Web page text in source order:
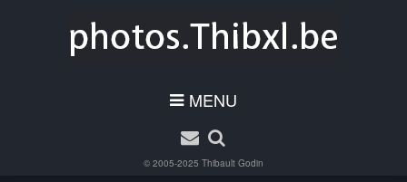
MENU
© 2005-2025 Thibault Godin